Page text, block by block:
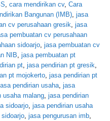
, cara mendirikan cv, Cara
Bangunan (IMB), jasa
cv perusahaan gresik, jasa
pembuatan cv perusahaan
sidoarjo, jasa pembuatan cv
NIB, jasa pembuatan pt
pt, jasa pendirian pt gresik,
pt mojokerto, jasa pendirian pt
pendirian usaha, jasa
usaha malang, jasa pendirian
sidoarjo, jasa pendirian usaha
, jasa pengurusan imb,